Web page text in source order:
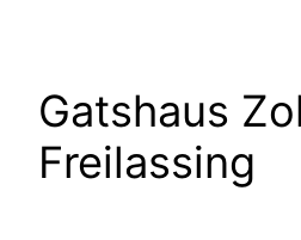
Gatshaus
Freilassing